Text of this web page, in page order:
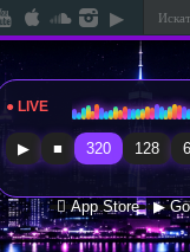
● LIVE
▶ ■ 320 128
 App Store ▶